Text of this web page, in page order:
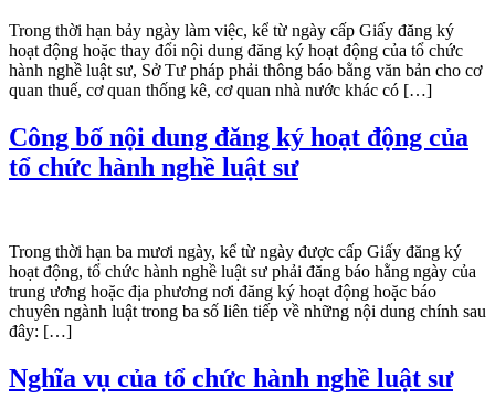
Trong thời hạn bảy ngày làm việc, kể từ ngày cấp Giấy đăng ký
hoạt động hoặc thay đổi nội dung đăng ký hoạt động của tổ chức
hành nghề luật sư, Sở Tư pháp phải thông báo bằng văn bản cho cơ
quan thuế, cơ quan thống kê, cơ quan nhà nước khác có […]
Công bố nội dung đăng ký hoạt động của
tổ chức hành nghề luật sư
Trong thời hạn ba mươi ngày, kể từ ngày được cấp Giấy đăng ký
hoạt động, tổ chức hành nghề luật sư phải đăng báo hằng ngày của
trung ương hoặc địa phương nơi đăng ký hoạt động hoặc báo
chuyên ngành luật trong ba số liên tiếp về những nội dung chính sau
đây: […]
Nghĩa vụ của tổ chức hành nghề luật sư